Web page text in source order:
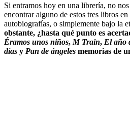
Si entramos hoy en una librería, no
encontrar alguno de estos tres libros
autobiografías, o simplemente bajo la
obstante, ¿hasta qué punto es
Éramos unos niños, M Train, El año
días y Pan de ángeles memorias de